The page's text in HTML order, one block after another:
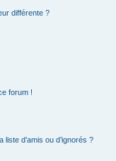
différente ?
forum !
d’amis ou d’ignorés ?